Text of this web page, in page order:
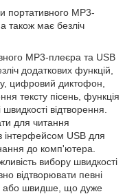
портативного MP3-
також має безліч
MP3-плеєра та USB
додаткових функцій,
цифровий диктофон,
тексту пісень, функція
відтворення.
для читання
інтерфейсом USB для
до комп'ютера.
вибору швидкості
відтворювати певні
або швидше, що дуже